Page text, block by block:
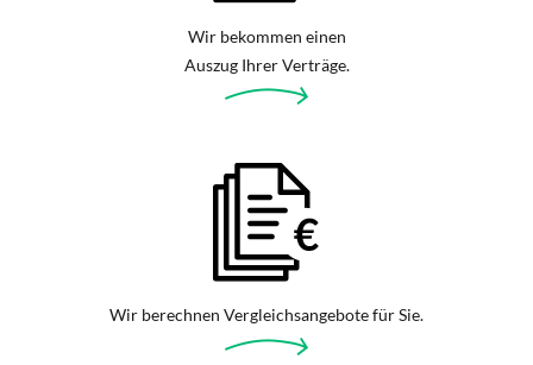
Wir bekommen einen
Auszug Ihrer Verträge.
Wir berechnen Vergleichsangebote für Sie.